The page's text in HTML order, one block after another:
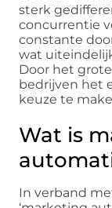
sterk
concurrentie
constante
wat
Door het
bedrijven het
keuze te
Wat is
In verband